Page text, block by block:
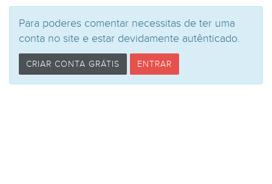
Para poderes comentar necessitas de ter uma
conta no site e estar devidamente autênticado.
CRIAR CONTA GRÁTIS ENTRAR